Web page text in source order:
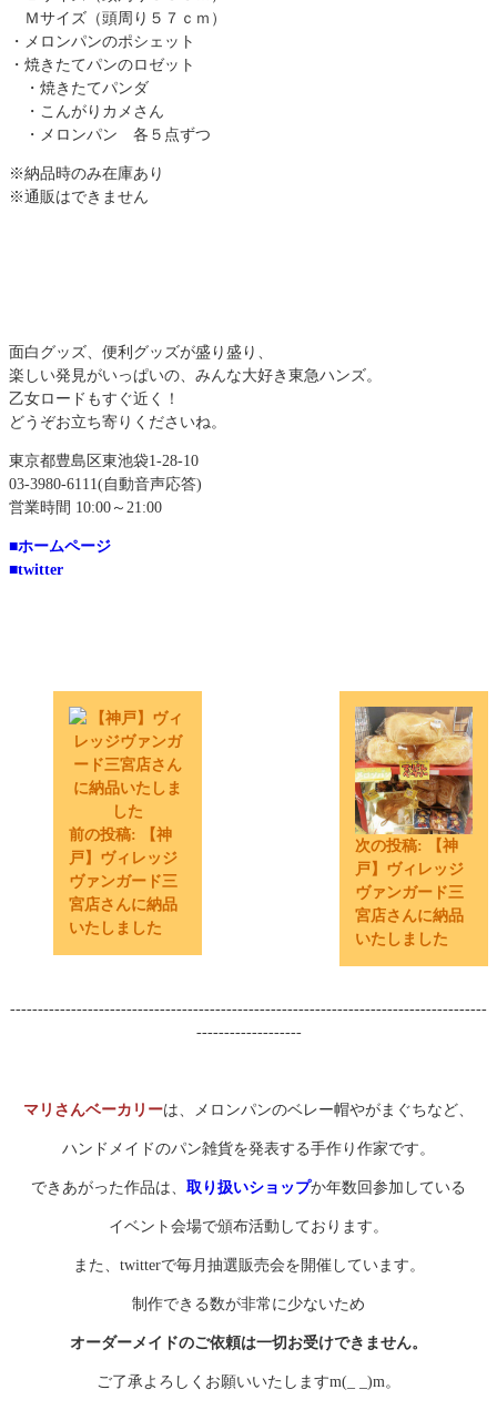
Ｍサイズ（頭周り５７ｃｍ）
・メロンパンのポシェット
・焼きたてパンのロゼット
・焼きたてパンダ
・こんがりカメさん
・メロンパン 各５点ずつ
※納品時のみ在庫あり
※通販はできません
面白グッズ、便利グッズが盛り盛り、
楽しい発見がいっぱいの、みんな大好き東急ハンズ。
乙女ロードもすぐ近く！
どうぞお立ち寄りくださいね。
東京都豊島区東池袋1-28-10
03-3980-6111(自動音声応答)
営業時間 10:00～21:00
■ホームページ
■twitter
前の投稿:
【神
戸】ヴィレッジ
ヴァンガード三
宮店さんに納品
いたしました
次の投稿:
【神
戸】ヴィレッジ
ヴァンガード三
宮店さんに納品
いたしました
--------------------------------------------------------------------------------------
-------------------
マリさんベーカリーは、メロンパンのベレー帽やがまぐちなど、
ハンドメイドのパン雑貨を発表する手作り作家です。
できあがった作品は、 取り扱いショップか年数回参加している
イベント会場で頒布活動しております。
また、twitterで毎月抽選販売会を開催しています。
制作できる数が非常に少ないため
オーダーメイドのご依頼は一切お受けできません。
ご了承よろしくお願いいたしますm(_ _)m。